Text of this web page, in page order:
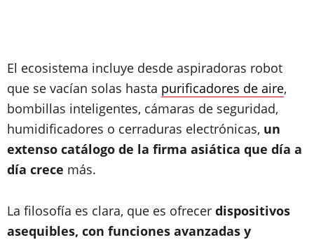
El ecosistema incluye desde aspiradoras robot
que se vacían solas hasta purificadores de aire,
bombillas inteligentes, cámaras de seguridad,
humidificadores o cerraduras electrónicas, un
extenso catálogo de la firma asiática que día a
día crece más.
La filosofía es clara, que es ofrecer dispositivos
asequibles, con funciones avanzadas y